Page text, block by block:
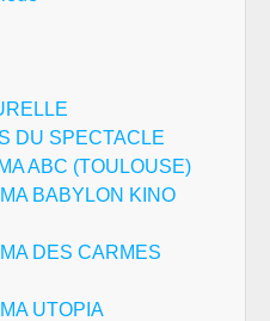
DU SPECTACLE
ABC (TOULOUSE)
BABYLON KINO
DES CARMES
UTOPIA